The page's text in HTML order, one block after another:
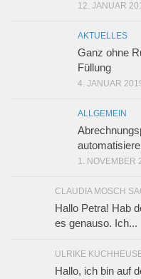
12. JANUAR
AKTUELLES
Ganz ohne
Füllung
4. JANUAR
ALLGEMEIN
1. NOVEMBER
CLAUDIA MOSCH
Hallo Petra! Hab
es genauso. Ich...
ULRIKE
Hallo, ich bin auf